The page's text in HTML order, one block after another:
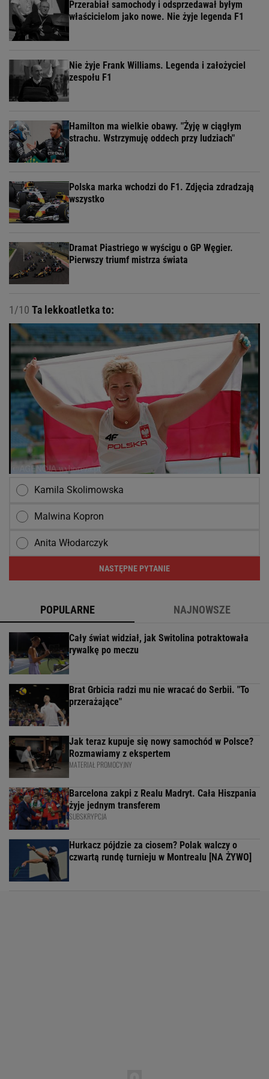
Przerabiał samochody i odsprzedawał byłym
właścicielom jako nowe. Nie żyje legenda F1
Nie żyje Frank Williams. Legenda i założyciel
zespołu F1
Hamilton ma wielkie obawy. "Żyję w ciągłym
strachu. Wstrzymuję oddech przy ludziach"
Polska marka wchodzi do F1. Zdjęcia zdradzają
wszystko
Dramat Piastriego w wyścigu o GP Węgier.
Pierwszy triumf mistrza świata
1/10 Ta lekkoatletka to:
Kamila Skolimowska
Malwina Kopron
Anita Włodarczyk
NASTĘPNE PYTANIE
POPULARNE NAJNOWSZE
Cały świat widział, jak Switolina potraktowała
rywalkę po meczu
Brat Grbicia radzi mu nie wracać do Serbii. "To
przerażające"
Jak teraz kupuje się nowy samochód w Polsce?
Rozmawiamy z ekspertem
MATERIAŁ PROMOCYJNY
Barcelona zakpi z Realu Madryt. Cała Hiszpania
żyje jednym transferem
SUBSKRYPCJA
Hurkacz pójdzie za ciosem? Polak walczy o
czwartą rundę turnieju w Montrealu [NA ŻYWO]